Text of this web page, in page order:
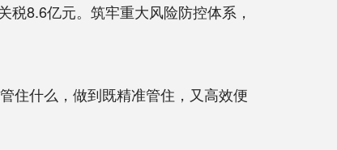
8.6亿元。筑牢重大风险防控体系，
住什么，做到既精准管住，又高效便